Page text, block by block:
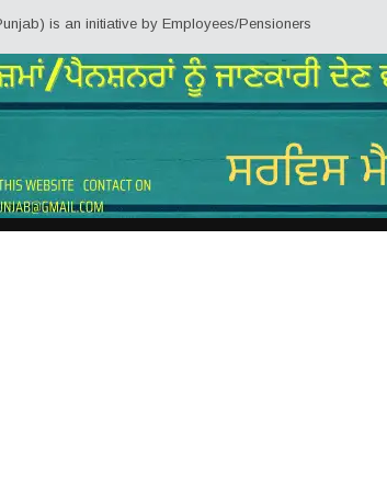
is an initiative by Employees/Pensioners of Punjab